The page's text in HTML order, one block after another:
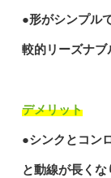
●形がシンプル
較的リーズナブ
デメリット
●シンクとコン
と動線が長く